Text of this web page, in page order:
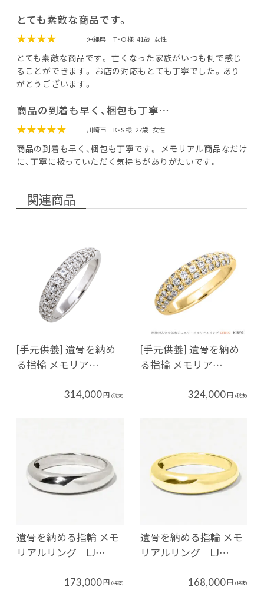
とても素敵な商品です。
★★★★
沖縄県 T・O 様 41歳 女性
とても素敵な商品です。 亡くなった家族がいつも側で感じ
ることができます。 お店の対応もとても丁寧でした。あり
がとうございます。
商品の到着も早く、梱包も丁寧…
★★★★★
川崎市 K・S 様 27歳 女性
商品の到着も早く、梱包も丁寧です。 メモリアル商品なだけ
に、丁寧に扱っていただく気持ちがありがたいです。
関連商品
[手元供養] 遺骨を納め
る指輪 メモリア…
314,000円 (税抜)
[手元供養] 遺骨を納め
る指輪 メモリア…
324,000円 (税抜)
遺骨を納める指輪 メモ
リアルリング LJ…
173,000円 (税抜)
遺骨を納める指輪 メモ
リアルリング LJ…
168,000円 (税抜)